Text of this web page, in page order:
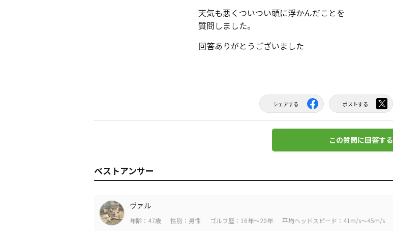
天気も悪くついつい頭に浮かんだことを
質問しました。
回答ありがとうございました
シェアする ポストする
この質問に回答する
ベストアンサー
ヴァル
年齢：47歳 性別：男性 ゴルフ歴：16年～20年 平均ヘッドスピード：41m/s～45m/s